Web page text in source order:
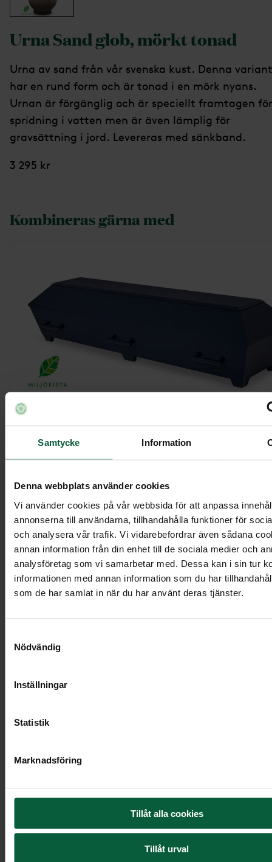
Samtycke Information
Denna webbplats använder cookies
Vi använder cookies på vår webbsida för att anpassa
annonserna till användarna, tillhandahålla funktioner för
och analysera vår trafik. Vi vidarebefordrar även sådana
annan information från din enhet till de sociala medier och
analysföretag som vi samarbetar med. Dessa kan i sin tur
informationen med annan information som du har
som de har samlat in när du har använt deras tjänster.
Nödvändig
Inställningar
Statistik
Marknadsföring
Tillåt alla cookies
Tillåt urval
Urna Sand glob, mörkt tonad
Urna av sand från vår svenska kust. Denna variant
har en rund form och är tonad i en mörk nyans.
Urnan är förgänglig och är speciellt framtagen för
spridning i vatten men är även lämplig för
gravsättning i jord. Levereras med sänkband.
3 295 kr
Kombineras gärna med
Kista Modern, havsvik
12 395 kr
Visa mer
2 095 kr